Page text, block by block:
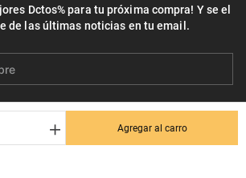
＋ Agregar al carro
Dctos% para tu próxima compra! Y se el
de las últimas noticias en tu email.